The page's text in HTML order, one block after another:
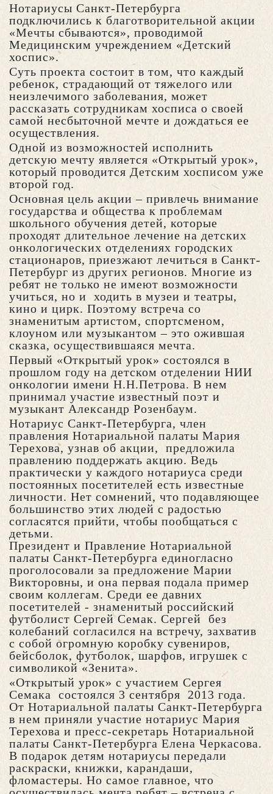
Нотариусы Санкт-Петербурга
подключились к благотворительной акции
«Мечты сбываются», проводимой
Медицинским учреждением «Детский
хоспис».
Суть проекта состоит в том, что каждый
ребенок, страдающий от тяжелого или
неизлечимого заболевания, может
рассказать сотрудникам хосписа о своей
самой несбыточной мечте и дождаться ее
осуществления.
Одной из возможностей исполнить
детскую мечту является «Открытый урок»,
который проводится Детским хосписом уже
второй год.
Основная цель акции – привлечь внимание
государства и общества к проблемам
школьного обучения детей, которые
проходят длительное лечение на детских
онкологических отделениях городских
стационаров, приезжают лечиться в Санкт-
Петербург из других регионов. Многие из
ребят не только не имеют возможности
учиться, но и ходить в музеи и театры,
кино и цирк. Поэтому встреча со
знаменитым артистом, спортсменом,
клоуном или музыкантом – это ожившая
сказка, осуществившаяся мечта.
Первый «Открытый урок» состоялся в
прошлом году на детском отделении НИИ
онкологии имени Н.Н.Петрова. В нем
принимал участие известный поэт и
музыкант Александр Розенбаум.
Нотариус Санкт-Петербурга, член
правления Нотариальной палаты Мария
Терехова, узнав об акции, предложила
правлению поддержать акцию. Ведь
практически у каждого нотариуса среди
постоянных посетителей есть известные
личности. Нет сомнений, что подавляющее
большинство этих людей с радостью
согласятся прийти, чтобы пообщаться с
детьми.
Президент и Правление Нотариальной
палаты Санкт-Петербурга единогласно
проголосовали за предложение Марии
Викторовны, и она первая подала пример
своим коллегам. Среди ее давних
посетителей - знаменитый российский
футболист Сергей Семак. Сергей без
колебаний согласился на встречу, захватив
с собой огромную коробку сувениров,
бейсболок, футболок, шарфов, игрушек с
символикой «Зенита».
«Открытый урок» с участием Сергея
Семака состоялся 3 сентября 2013 года.
От Нотариальной палаты Санкт-Петербурга
в нем приняли участие нотариус Мария
Терехова и пресс-секретарь Нотариальной
палаты Санкт-Петербурга Елена Черкасова.
В подарок детям нотариусы передали
раскраски, книжки, карандаши,
фломастеры. Но самое главное, что